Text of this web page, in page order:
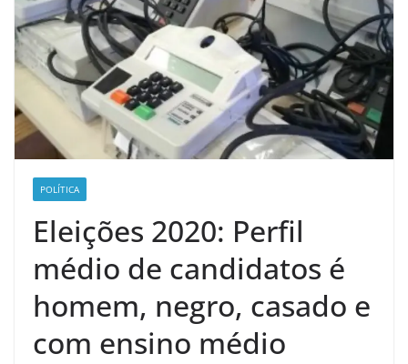
POLÍTICA
Eleições 2020: Perfil
médio de candidatos é
homem, negro, casado e
com ensino médio